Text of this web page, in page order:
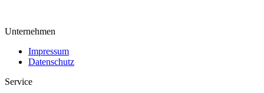
Unternehmen
Impressum
Datenschutz
Service